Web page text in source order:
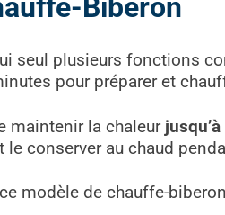
seul plusieurs fonctions
pour préparer et
maintenir la chaleur
conserver au chaud
modèle de chauffe-